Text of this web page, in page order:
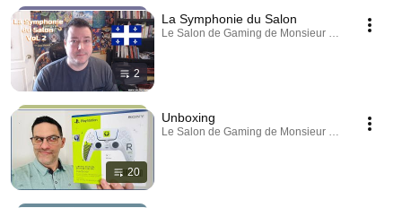
2
La Symphonie du Salon
Le Salon de Gaming de Monsieur Smith · Playlist
20
Unboxing
Le Salon de Gaming de Monsieur Smith · Playlist